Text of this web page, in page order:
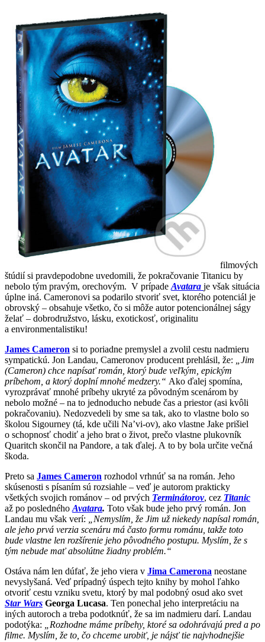
filmových
štúdií si pravdepodobne uvedomili, že pokračovanie Titanicu by
nebolo tým pravým, orechovým. V prípade Avatara je však situácia
úplne iná. Cameronovi sa podarilo stvoriť svet, ktorého potenciál je
obrovský – obsahuje všetko, čo si môže autor potencionálnej ságy
želať – dobrodružstvo, lásku, exotickosť, originalitu
a environmentalistiku!
James Cameron si to poriadne premyslel a zvolil cestu nadmieru
sympatickú. Jon Landau, Cameronov producent prehlásil, že:
„Jim
(Cameron) chce napísať román, ktorý bude veľkým, epickým
príbehom, a ktorý doplní mnohé medzery.“ Ako ďalej spomína,
vyrozprávať mnohé príbehy ukryté za pôvodným scenárom by
nebolo možné – na to jednoducho nebude čas a priestor (asi kvôli
pokračovaniu). Nedozvedeli by sme sa tak, ako to vlastne bolo so
školou Sigourney (tá, kde učili Na’vi-ov), ako vlastne Jake prišiel
o schopnosť chodiť a jeho brat o život, prečo vlastne plukovník
Quaritch skončil na Pandore, a tak ďalej. A to by bola určite večná
škoda.
Preto sa James Cameron rozhodol vrhnúť sa na román. Jeho
skúsenosti s písaním sú rozsiahle – veď je autorom prakticky
všetkých svojich románov – od prvých Terminátorov, cez Titanic
až po posledného Avatara. Toto však bude jeho prvý román. Jon
Landau mu však verí:
„Nemyslím, že Jim už niekedy napísal román,
ale jeho prvá verzia scenáru má často formu románu, takže toto
bude vlastne len rozšírenie jeho pôvodného postupu. Myslím, že s
tým nebude mať absolútne žiadny problém.“
Ostáva nám len dúfať, že jeho viera v Jima Camerona neostane
nevyslyšaná. Veď prípadný úspech tejto knihy by mohol ľahko
otvoriť cestu vzniku svetu, ktorý by mal podobný osud ako svet
Star Wars Georga Lucasa. Ten ponechal jeho interpretáciu na
iných autoroch a treba podotknúť, že sa im nadmieru darí. Landau
podotýka:
„Rozhodne máme príbehy, ktoré sa odohrávajú pred a po
filme. Myslím, že to, čo chceme urobiť, je nájsť tie najvhodnejšie